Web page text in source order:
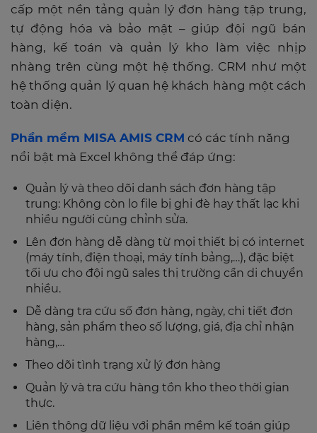
cấp một nền tảng quản lý đơn hàng tập trung,
tự động hóa và bảo mật – giúp đội ngũ bán
hàng, kế toán và quản lý kho làm việc nhịp
nhàng trên cùng một hệ thống. CRM như một
hệ thống quản lý quan hệ khách hàng một cách
toàn diện.
Phần mềm MISA AMIS CRM có các tính năng
nổi bật mà Excel không thể đáp ứng:
Quản lý và theo dõi danh sách đơn hàng tập
trung: Không còn lo file bị ghi đè hay thất lạc khi
nhiều người cùng chỉnh sửa.
Lên đơn hàng dễ dàng từ mọi thiết bị có internet
(máy tính, điện thoại, máy tính bảng,…), đặc biệt
tối ưu cho đội ngũ sales thị trường cần di chuyển
nhiều.
Dễ dàng tra cứu số đơn hàng, ngày, chi tiết đơn
hàng, sản phẩm theo số lượng, giá, địa chỉ nhận
hàng,…
Theo dõi tình trạng xử lý đơn hàng
Quản lý và tra cứu hàng tồn kho theo thời gian
thực.
Liên thông dữ liệu với phần mềm kế toán giúp